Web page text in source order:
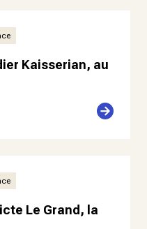
Kaisserian, au
Le Grand, la